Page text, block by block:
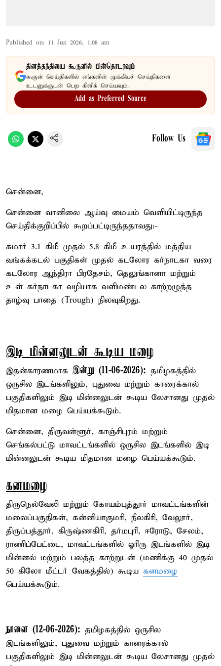
Published on: 11 Jun 2026, 1:08 am
தினத்தந்தியை கூகுளில் பின்தொடரவும்
கூகுள் செய்திகளில் எங்களின் முக்கியச் செய்திகளை
உடனுக்குடன் பெற கிளிக் செய்யவும்.
Add as Preferred Source
Follow Us
சென்னை,
சென்னை வானிலை ஆய்வு மையம் வெளியிட்டிருந்த
செய்திக்குறிப்பில் கூறப்பட்டிருந்ததாவது:-
சுமார் 3.1 கிமீ முதல் 5.8 கிமீ உயரத்தில் மத்திய
வங்கக்கடல் பகுதிகள் முதல் கடலோர கர்நாடகா வரை
கடலோர ஆந்திரா பிரதேசம், தெலுங்கானா மற்றும்
உள் கர்நாடகா வழியாக வளிமண்டல காற்றழுத்த
தாழ்வு பாதை (Trough) நிலவுகிறது.
இடி மின்னலுடன் கூடிய மழை
இதன்காரணமாக இன்று (11-06-2026): தமிழகத்தில்
ஒருசில இடங்களிலும், புதுவை மற்றும் காரைக்கால்
பகுதிகளிலும் இடி மின்னலுடன் கூடிய லேசானது முதல்
மிதமான மழை பெய்யக்கூடும்.
சென்னை, திருவள்ளூர், காஞ்சிபுரம் மற்றும்
செங்கல்பட்டு மாவட்டங்களில் ஒருசில இடங்களில் இடி
மின்னலுடன் கூடிய மிதமான மழை பெய்யக்கூடும்.
கனமழை
திருநெல்வேலி மற்றும் கோயம்புத்தூர் மாவட்டங்களின்
மலைப்பகுதிகள், கன்னியாகுமரி, நீலகிரி, வேலூர்,
திருப்பத்தூர், கிருஷ்ணகிரி, தர்மபுரி, ஈரோடு, சேலம்,
ராணிப்பேட்டை, மாவட்டங்களில் ஓரிரு இடங்களில் இடி
மின்னல் மற்றும் பலத்த காற்றுடன் (மணிக்கு 40 முதல்
50 கிலோ மீட்டர் வேகத்தில்) கூடிய கனமழை
பெய்யக்கூடும்.
நாளை (12-06-2026): தமிழகத்தில் ஒருசில
இடங்களிலும், புதுவை மற்றும் காரைக்கால்
பகுதிகளிலும் இடி மின்னலுடன் கூடிய லேசானது முதல்